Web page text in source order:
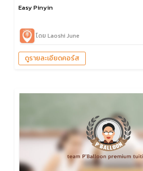
Easy Pinyin
โดย Laoshi June
ดูรายละเอียดคอร์ส